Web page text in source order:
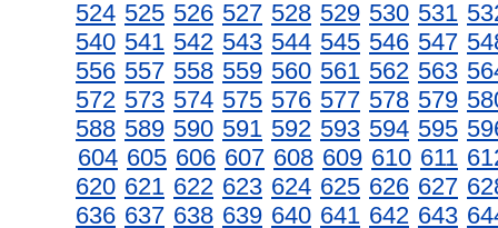
524 525 526 527 528 529 530 531
540 541 542 543 544 545 546 547
556 557 558 559 560 561 562 563
572 573 574 575 576 577 578 579
588 589 590 591 592 593 594 595
604 605 606 607 608 609 610 611
620 621 622 623 624 625 626 627
636 637 638 639 640 641 642 643